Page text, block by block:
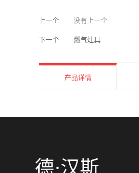
上一个 没有上一个
下一个 燃气灶具
产品详情
德·汉斯